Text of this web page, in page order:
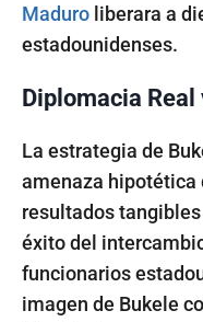
Maduro liberara a
estadounidenses.
Diplomacia
La estrategia de
amenaza hipotética
resultados
éxito del
funcionarios
imagen de Bukele